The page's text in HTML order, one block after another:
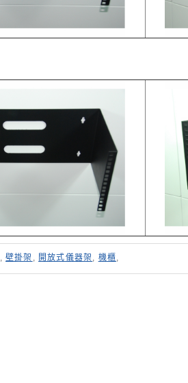
,壁掛架 , 開放式儀器架 , 機櫃,